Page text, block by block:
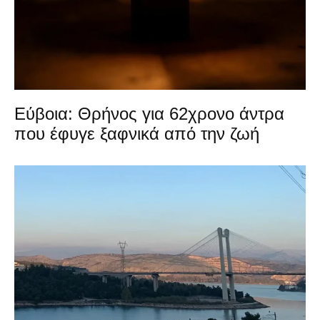
Εύβοια: Θρήνος για 62χρονο άντρα
που έφυγε ξαφνικά από την ζωή